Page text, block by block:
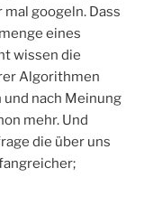
googeln. Dass
eines
wissen die
Algorithmen
nach Meinung
mehr. Und
die über uns